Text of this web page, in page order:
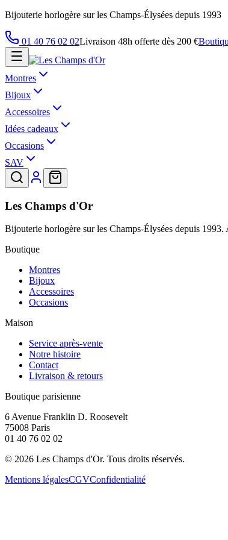
Bijouterie horlogère sur les Champs-Élysées depuis 1993
01 40 76 02 02Livraison 48h offerte dès 200 €
Montres
Bijoux
Accessoires
Idées cadeaux
Occasions
SAV
Les Champs d'Or
Bijouterie horlogère sur les Champs-Élysées depuis
Boutique
Montres
Bijoux
Accessoires
Occasions
Maison
Service après-vente
Notre histoire
Contact
Livraison & retours
Boutique parisienne
6 Avenue Franklin D. Roosevelt
75008 Paris
01 40 76 02 02
© 2026 Les Champs d'Or. Tous droits réservés.
Mentions légalesCGVConfidentialité